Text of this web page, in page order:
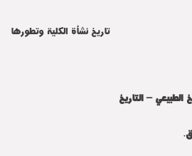
تاريخ نشأة الكلية وتطورها